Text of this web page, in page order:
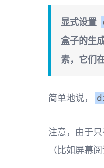
显式设置
盒子的生
素，它们
简单地说，
注意，由于
（比如屏幕